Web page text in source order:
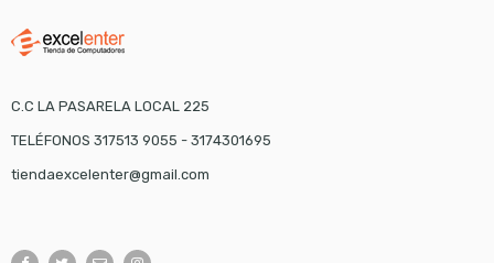
C.C LA PASARELA LOCAL 225
TELÉFONOS 317513 9055 - 3174301695
tiendaexcelenter@gmail.com